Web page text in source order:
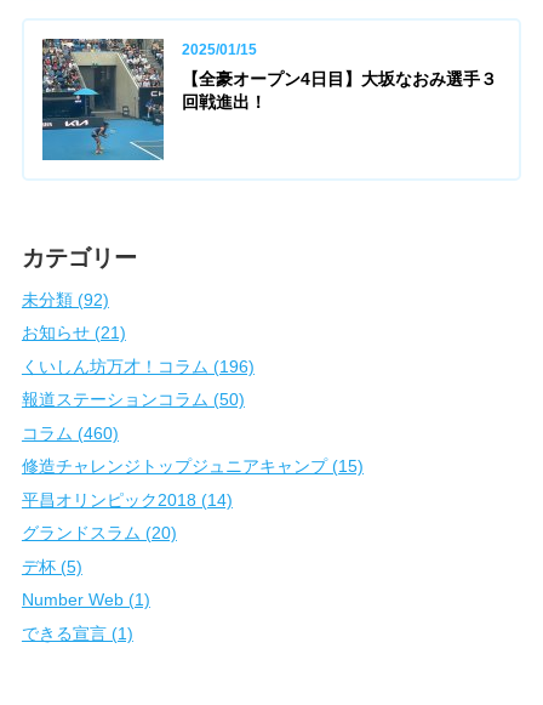
2025/01/15
【全豪オープン4日目】大坂なおみ選手３
回戦進出！
カテゴリー
未分類 (92)
お知らせ (21)
くいしん坊万才！コラム (196)
報道ステーションコラム (50)
コラム (460)
修造チャレンジトップジュニアキャンプ (15)
平昌オリンピック2018 (14)
グランドスラム (20)
デ杯 (5)
Number Web (1)
できる宣言 (1)